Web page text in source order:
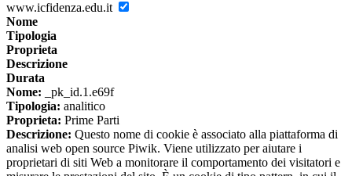
www.icfidenza.edu.it
Nome
Tipologia
Proprieta
Descrizione
Durata
Nome: _pk_id.1.e69f
Tipologia: analitico
Proprieta: Prime Parti
Descrizione: Questo nome di cookie è associato alla piattaforma di
analisi web open source Piwik. Viene utilizzato per aiutare i
proprietari di siti Web a monitorare il comportamento dei visitatori e